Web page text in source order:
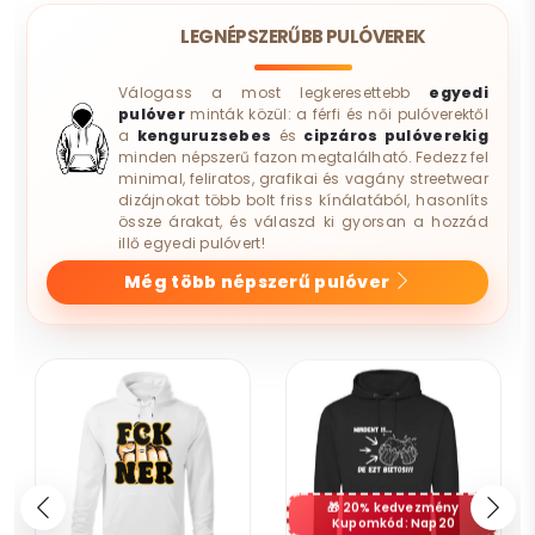
LEGNÉPSZERŰBB PULÓVEREK
Válogass a most legkeresettebb egyedi
pulóverminták közül: a férfi és női pulóverektől
a kenguruzsebes és cipzáros pulóverekig
minden népszerű fazon megtalálható. Fedezz fel
minimal, feliratos, grafikai és vagány streetwear
dizájnokat több bolt friss kínálatából, hasonlíts
össze árakat, és válaszd ki gyorsan a hozzád
illő egyedi pulóvert!
Még több népszerű pulóver
20% kedvezmény
Kupomkód: Nap20